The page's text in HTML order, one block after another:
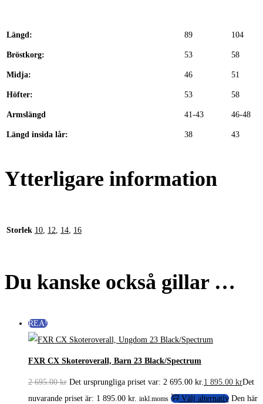
Längd: 89 104
Bröstkorg: 53 58
Midja: 46 51
Höfter: 53 58
Armslängd 41-43 46-48
Längd insida lår: 38 43
Ytterligare information
Storlek 10 12 14 16
Du kanske också gillar …
REA!
FXR CX Skoteroverall, Barn 23 Black/Spectrum
2 695.00kr Det ursprungliga priset var: 2 695.00 kr. 1 895.00 krDet
nuvarande priset är: 1 895.00 kr. inkl.moms Välj alternativ Den här